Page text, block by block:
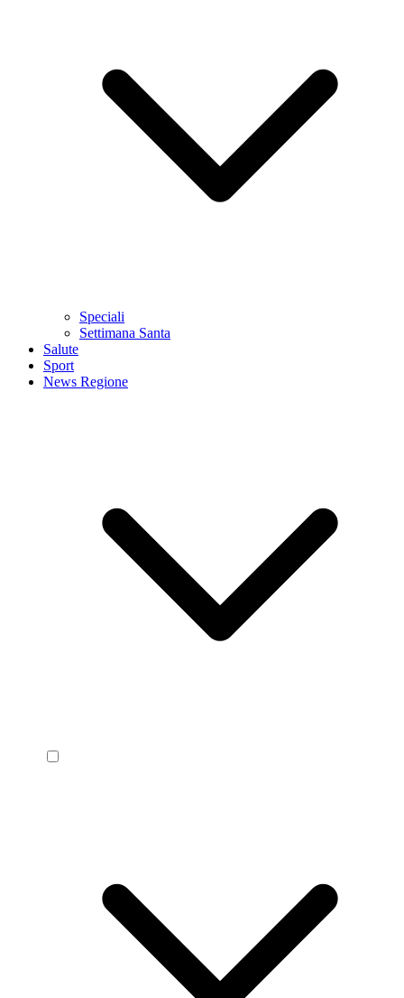
Speciali
Settimana Santa
Salute
Sport
News Regione